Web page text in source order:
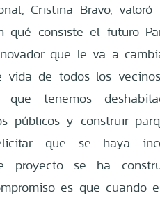
Cristina Bravo,
consiste el futuro
que le va a
de todos los
tenemos
públicos y construir
que se haya
proyecto se ha
es que cuando